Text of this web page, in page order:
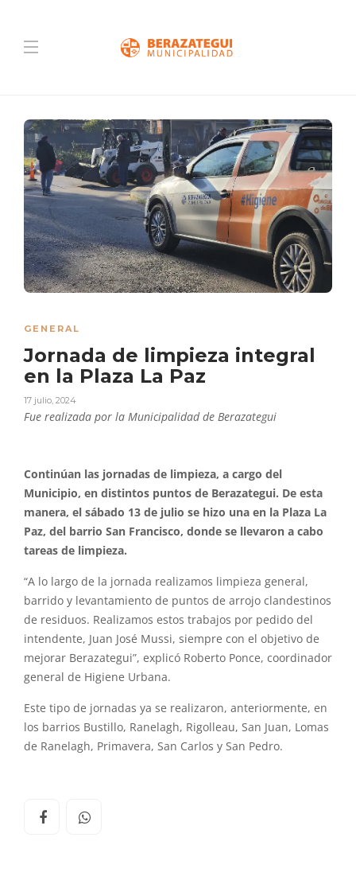
GENERAL
Jornada de limpieza integral
en la Plaza La Paz
17 julio, 2024
Fue realizada por la Municipalidad de Berazategui
Continúan las jornadas de limpieza, a cargo del
Municipio, en distintos puntos de Berazategui. De esta
manera, el sábado 13 de julio se hizo una en la Plaza La
Paz, del barrio San Francisco, donde se llevaron a cabo
tareas de limpieza.
“A lo largo de la jornada realizamos limpieza general,
barrido y levantamiento de puntos de arrojo clandestinos
de residuos. Realizamos estos trabajos por pedido del
intendente, Juan José Mussi, siempre con el objetivo de
mejorar Berazategui”, explicó Roberto Ponce, coordinador
general de Higiene Urbana.
Este tipo de jornadas ya se realizaron, anteriormente, en
los barrios Bustillo, Ranelagh, Rigolleau, San Juan, Lomas
de Ranelagh, Primavera, San Carlos y San Pedro.